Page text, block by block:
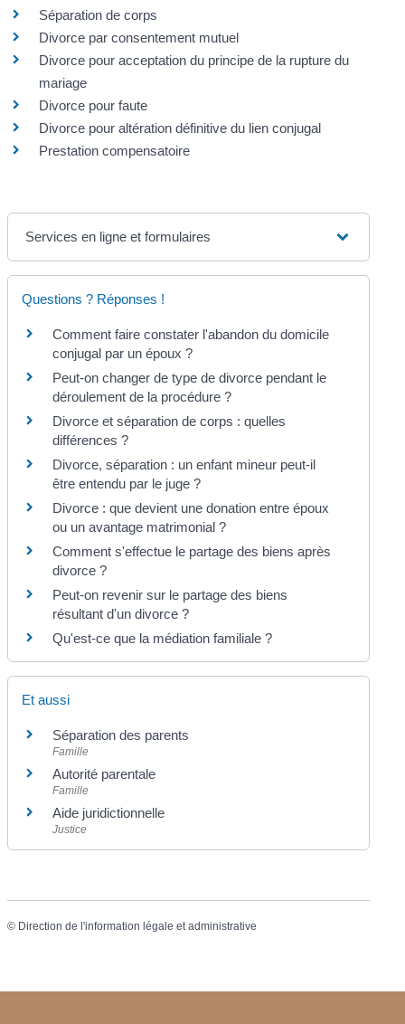
Séparation de corps
Divorce par consentement mutuel
Divorce pour acceptation du principe de la rupture du
mariage
Divorce pour faute
Divorce pour altération définitive du lien conjugal
Prestation compensatoire
Services en ligne et formulaires
Questions ? Réponses !
Comment faire constater l'abandon du domicile
conjugal par un époux ?
Peut-on changer de type de divorce pendant le
déroulement de la procédure ?
Divorce et séparation de corps : quelles
différences ?
Divorce, séparation : un enfant mineur peut-il
être entendu par le juge ?
Divorce : que devient une donation entre époux
ou un avantage matrimonial ?
Comment s'effectue le partage des biens après
divorce ?
Peut-on revenir sur le partage des biens
résultant d'un divorce ?
Qu'est-ce que la médiation familiale ?
Et aussi
Séparation des parents
Famille
Autorité parentale
Famille
Aide juridictionnelle
Justice
© Direction de l'information légale et administrative